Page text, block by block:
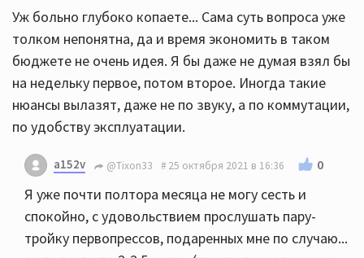
Уж больно глубоко копаете... Сама суть вопроса уже
толком непонятна, да и время экономить в таком
бюджете не очень идея. Я бы даже не думая взял бы
на недельку первое, потом второе. Иногда такие
нюансы вылазят, даже не по звуку, а по коммутации,
по удобству эксплуатации.
a152v @Tixon33 25 октября 2021 в 16:36 0
Я уже почти полтора месяца не могу сесть и
спокойно, с удовольствием прослушать пару-
тройку первопрессов, подаренных мне по случаю...